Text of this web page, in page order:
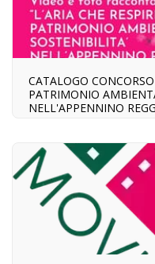
CATALOGO
PATRIMONIO
NELL'APPENNINO